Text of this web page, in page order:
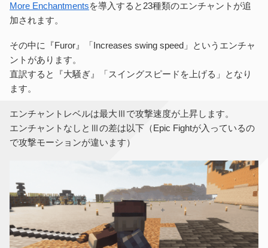
More Enchantmentsを導入すると23種類のエンチャントが追
加されます。
その中に『Furor』「Increases swing speed」というエンチャ
ントがあります。
直訳すると『大騒ぎ』「スイングスピードを上げる」となり
ます。
エンチャントレベルは最大Ⅲで攻撃速度が上昇します。
エンチャントなしとⅢの差は以下（Epic Fightが入っているの
で攻撃モーションが違います）